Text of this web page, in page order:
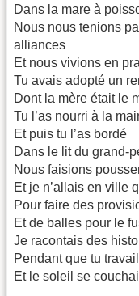
Dans la mare à
Nous nous tenions
alliances
Et nous vivions en
Tu avais adopté un
Dont la mère était le
Tu l’as nourri à la
Et puis tu l’as bordé
Dans le lit du grand-
Nous faisions
Et je n’allais en ville
Pour faire des
Et de balles pour le
Je racontais des
Pendant que tu
Et le soleil se